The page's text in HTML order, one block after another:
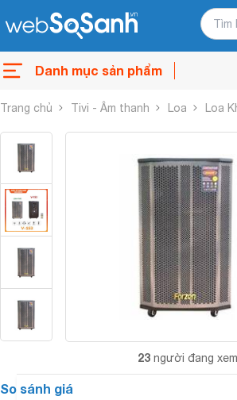
Danh mục sản phẩm
Trang chủ Tivi - Âm thanh Loa Loa
23 người đang xem
So sánh giá